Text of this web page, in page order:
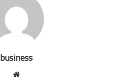
business